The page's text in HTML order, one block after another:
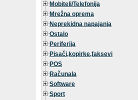
Mobiteli/Telefonija
Mrežna oprema
Neprekidna napajanja
Ostalo
Periferija
Pisači,kopirke,faksevi
POS
Računala
Software
Sport